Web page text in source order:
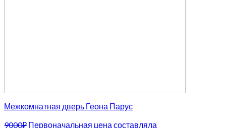
Межкомнатная дверь Геона Парус
9000₽ Первоначальная цена составляла